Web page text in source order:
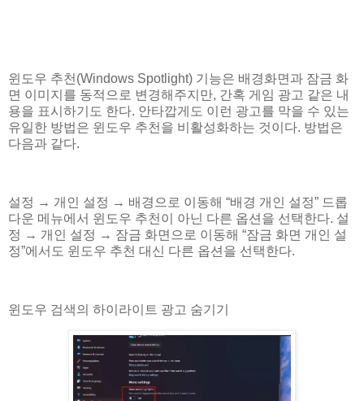
윈도우 추천(Windows Spotlight) 기능은 배경화면과 잠금 화
면 이미지를 동적으로 변경해주지만, 간혹 게임 광고 같은 내
용을 표시하기도 한다. 안타깝게도 이런 광고를 막을 수 있는
유일한 방법은 윈도우 추천을 비활성화하는 것이다. 방법은
다음과 같다.
설정 → 개인 설정 → 배경으로 이동해 “배경 개인 설정” 드롭
다운 메뉴에서 윈도우 추천이 아닌 다른 옵션을 선택한다. 설
정 → 개인 설정 → 잠금 화면으로 이동해 “잠금 화면 개인 설
정”에서도 윈도우 추천 대신 다른 옵션을 선택한다.
윈도우 검색의 하이라이트 광고 숨기기